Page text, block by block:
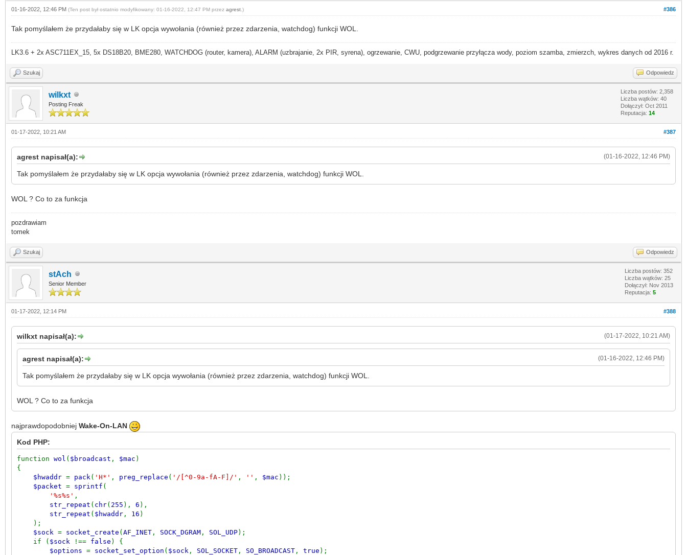
#386
01-16-2022, 12:46 PM (Ten post był ostatnio modyfikowany: 01-16-2022, 12:47 PM przez agrest .)
Tak pomyślałem że przydałaby się w LK opcja wywołania (również przez zdarzenia, watchdog) funkcji WOL.
LK3.6 + 2x ASC711EX_15, 5x DS18B20, BME280, WATCHDOG (router, kamera), ALARM (uzbrajanie, 2x PIR, syrena), ogrzewanie, CWU, podgrzewanie przyłącza wody, poziom szamba, zmierzch, wykres danych od 2016 r.
Szukaj Odpowiedz
wilkxt
Posting Freak
Liczba postów: 2,358
Liczba wątków: 40
Dołączył: Oct 2011
Reputacja: 14
#387
01-17-2022, 10:21 AM
(01-16-2022, 12:46 PM)
agrest napisał(a):
Tak pomyślałem że przydałaby się w LK opcja wywołania (również przez zdarzenia, watchdog) funkcji WOL.
WOL ? Co to za funkcja
pozdrawiam
tomek
Szukaj Odpowiedz
stAch
Senior Member
Liczba postów: 352
Liczba wątków: 25
Dołączył: Nov 2013
Reputacja: 5
#388
01-17-2022, 12:14 PM
(01-17-2022, 10:21 AM)
wilkxt napisał(a):
(01-16-2022, 12:46 PM)
agrest napisał(a):
Tak pomyślałem że przydałaby się w LK opcja wywołania (również przez zdarzenia, watchdog) funkcji WOL.
WOL ? Co to za funkcja
najprawdopodobniej Wake-On-LAN
Kod PHP:
function wol ( $broadcast , $mac )
{
$hwaddr = pack ( 'H*' , preg_replace ( '/[^0-9a-fA-F]/' , '' , $mac ));
$packet = sprintf (
'%s%s' ,
str_repeat ( chr( 255 ), 6 ),
str_repeat ( $hwaddr , 16 )
);
$sock = socket_create ( AF_INET , SOCK_DGRAM , SOL_UDP);
if ( $sock !== false ) {
$options = socket_set_option ( $sock , SOL_SOCKET , SO_BROADCAST , true );